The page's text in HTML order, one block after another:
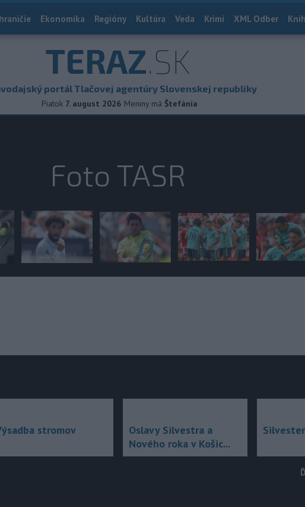
Ekonomika Regióny Kultúra Veda Krimi XML Odber
TERAZ.SK
portál Tlačovej agentúry Slovenskej republiky
Piatok 7. august 2026 Meniny má Štefánia
Foto TASR
stromov
Oslavy Silvestra a
Nového roka v Košic...